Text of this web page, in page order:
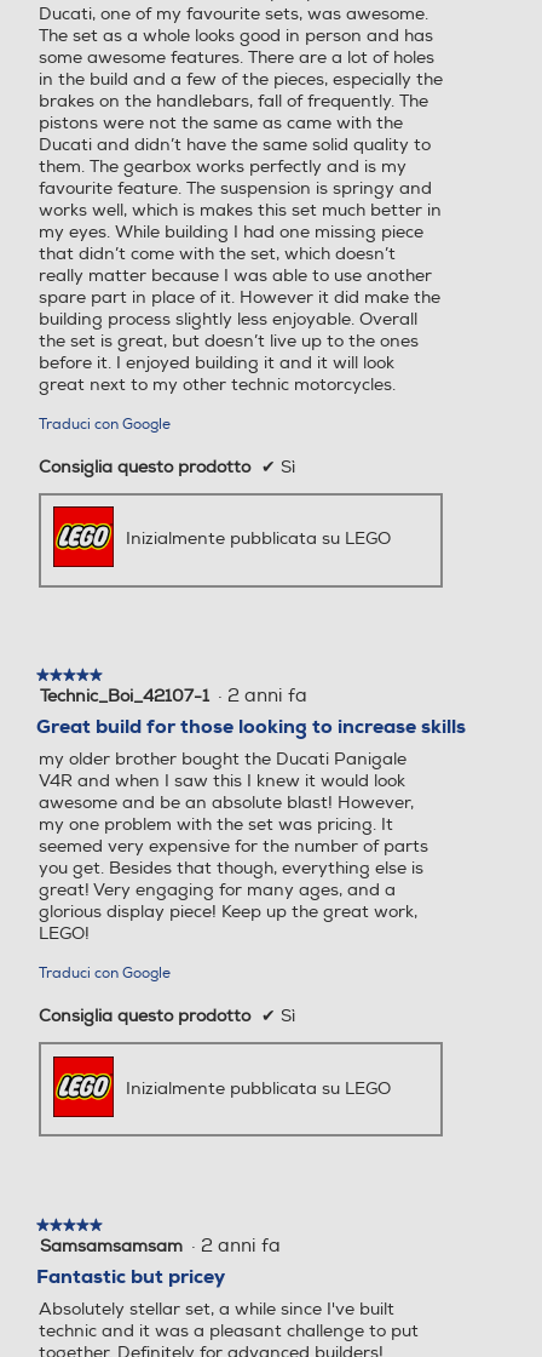
Ducati, one of my favourite sets, was awesome.
The set as a whole looks good in person and has
some awesome features. There are a lot of holes
in the build and a few of the pieces, especially the
brakes on the handlebars, fall of frequently. The
pistons were not the same as came with the
Ducati and didn’t have the same solid quality to
them. The gearbox works perfectly and is my
favourite feature. The suspension is springy and
works well, which is makes this set much better in
my eyes. While building I had one missing piece
that didn’t come with the set, which doesn’t
really matter because I was able to use another
spare part in place of it. However it did make the
building process slightly less enjoyable. Overall
the set is great, but doesn’t live up to the ones
before it. I enjoyed building it and it will look
great next to my other technic motorcycles.
Traduci con Google
Consiglia questo prodotto ✔ Sì
Inizialmente pubblicata su LEGO
★★★★★
★★★★★
5
stelle.
Technic_Boi_42107-1 · 2 anni fa
Great build for those looking to increase skills
my older brother bought the Ducati Panigale
V4R and when I saw this I knew it would look
awesome and be an absolute blast! However,
my one problem with the set was pricing. It
seemed very expensive for the number of parts
you get. Besides that though, everything else is
great! Very engaging for many ages, and a
glorious display piece! Keep up the great work,
LEGO!
Traduci con Google
Consiglia questo prodotto ✔ Sì
Inizialmente pubblicata su LEGO
★★★★★
★★★★★
5
5
stelle.
Samsamsamsam · 2 anni fa
Fantastic but pricey
Absolutely stellar set, a while since I've built
technic and it was a pleasant challenge to put